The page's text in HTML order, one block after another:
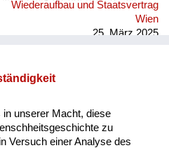
Roland Rosmanith in
13/45 nach durchgeführter
Technischer
bietet nach seinem
dafür, daß er jederzeit
Republik Österr...
Wiederaufbau und Staatsvertrag
Wien
25. März 2025
in unserer Macht, diese
zu
Versuch einer Analyse des